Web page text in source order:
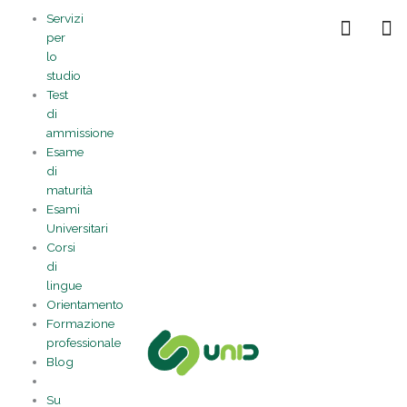
contenuto
Servizi
per
lo
studio
Test
di
ammissione
Esame
di
maturità
Esami
Universitari
Corsi
di
lingue
Orientamento
Formazione
professionale
Blog
Su